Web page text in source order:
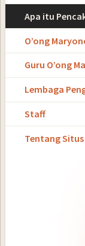
Apa itu
O’ong
Guru O’ong
Lembaga
Staff
Tentang